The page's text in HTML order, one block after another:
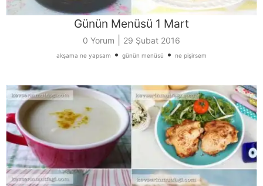
Günün Menüsü 1 Mart
0 Yorum 29 Şubat 2016
akşama ne yapsam • günün menüsü • ne pişirsem